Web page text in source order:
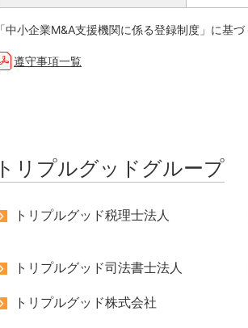
「中小企業M&A支援機関に係る登録制度」に基
遵守事項一覧
トリプルグッドグループ
トリプルグッド税理士法人
トリプルグッド司法書士法人
トリプルグッド株式会社